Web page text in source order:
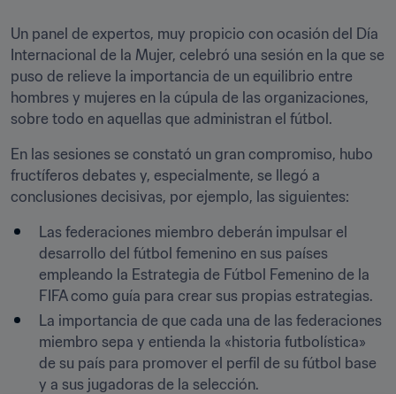
Un panel de expertos, muy propicio con ocasión del Día
Internacional de la Mujer, celebró una sesión en la que se
puso de relieve la importancia de un equilibrio entre
hombres y mujeres en la cúpula de las organizaciones,
sobre todo en aquellas que administran el fútbol.
En las sesiones se constató un gran compromiso, hubo
fructíferos debates y, especialmente, se llegó a
conclusiones decisivas, por ejemplo, las siguientes:
Las federaciones miembro deberán impulsar el
desarrollo del fútbol femenino en sus países
empleando la Estrategia de Fútbol Femenino de la
FIFA como guía para crear sus propias estrategias.
La importancia de que cada una de las federaciones
miembro sepa y entienda la «historia futbolística»
de su país para promover el perfil de su fútbol base
y a sus jugadoras de la selección.